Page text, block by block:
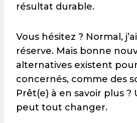
résultat durable.
Vous hésitez ? Normal,
réserve. Mais bonne
alternatives existent
concernés, comme des
Prêt(e) à en savoir plus
peut tout changer.